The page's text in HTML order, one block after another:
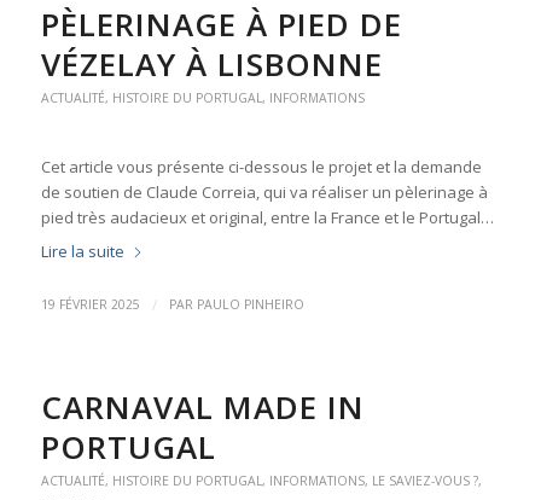
PÈLERINAGE À PIED DE
VÉZELAY À LISBONNE
ACTUALITÉ, HISTOIRE DU PORTUGAL , INFORMATIONS
Cet article vous présente ci-dessous le projet et la demande
de soutien de Claude Correia, qui va réaliser un pèlerinage à
pied très audacieux et original, entre la France et le Portugal…
Lire la suite
19 FÉVRIER 2025 / PAR PAULO PINHEIRO
CARNAVAL MADE IN
PORTUGAL
ACTUALITÉ, HISTOIRE DU PORTUGAL , INFORMATIONS, LE SAVIEZ-VOUS ?,